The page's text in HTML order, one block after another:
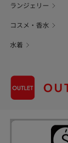
ランジェリー
コスメ・香水
水着